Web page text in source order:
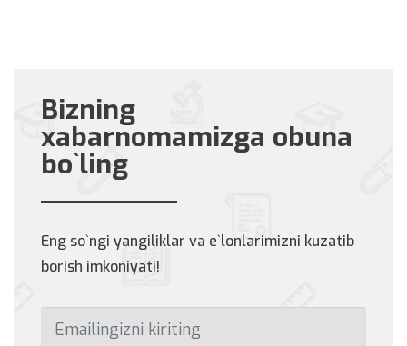
Bizning
xabarnomamizga obuna
bo`ling
Eng so`ngi yangiliklar va e`lonlarimizni kuzatib
borish imkoniyati!